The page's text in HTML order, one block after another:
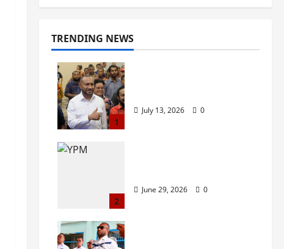
TRENDING NEWS
1
July 13, 2026 0
2
June 29, 2026 0